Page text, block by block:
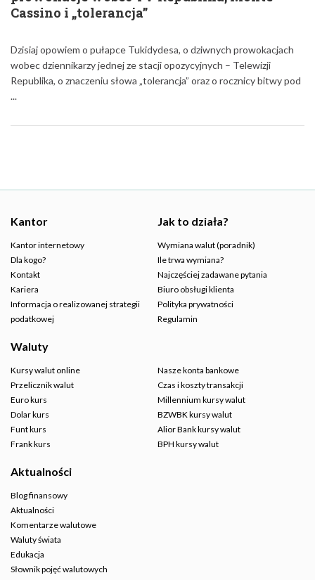
Cassino i „tolerancja”
Dzisiaj opowiem o pułapce Tukidydesa, o dziwnych prowokacjach
wobec dziennikarzy jednej ze stacji opozycyjnych – Telewizji
Republika, o znaczeniu słowa „tolerancja” oraz o rocznicy bitwy pod
...
Kantor
Kantor internetowy
Dla kogo?
Kontakt
Kariera
Informacja o realizowanej strategii
podatkowej
Jak to działa?
Wymiana walut (poradnik)
Ile trwa wymiana?
Najczęściej zadawane pytania
Biuro obsługi klienta
Polityka prywatności
Regulamin
Waluty
Kursy walut online
Przelicznik walut
Euro kurs
Dolar kurs
Funt kurs
Frank kurs
Nasze konta bankowe
Czas i koszty transakcji
Millennium kursy walut
BZWBK kursy walut
Alior Bank kursy walut
BPH kursy walut
Aktualności
Blog finansowy
Aktualności
Komentarze walutowe
Waluty świata
Edukacja
Słownik pojęć walutowych